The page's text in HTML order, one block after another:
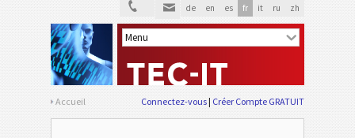
de en es fr it ru zh
Accueil Connectez-vous Créer Compte GRATUIT